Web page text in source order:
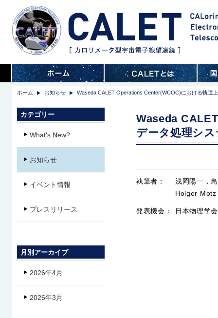
ホーム お知らせ Waseda CALET Operations Center(WCOC)における軌道
Waseda
データ処理シ
執筆者：
浅岡陽一，
Holger Motz
発表機会： 日本物理学
カテゴリー
What's New?
お知らせ
イベント情報
プレスリリース
月別アーカイブ
2026年4月
2026年3月